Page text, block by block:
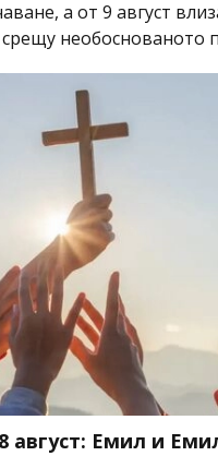
а от 9 август
необоснованото
август: Емил и